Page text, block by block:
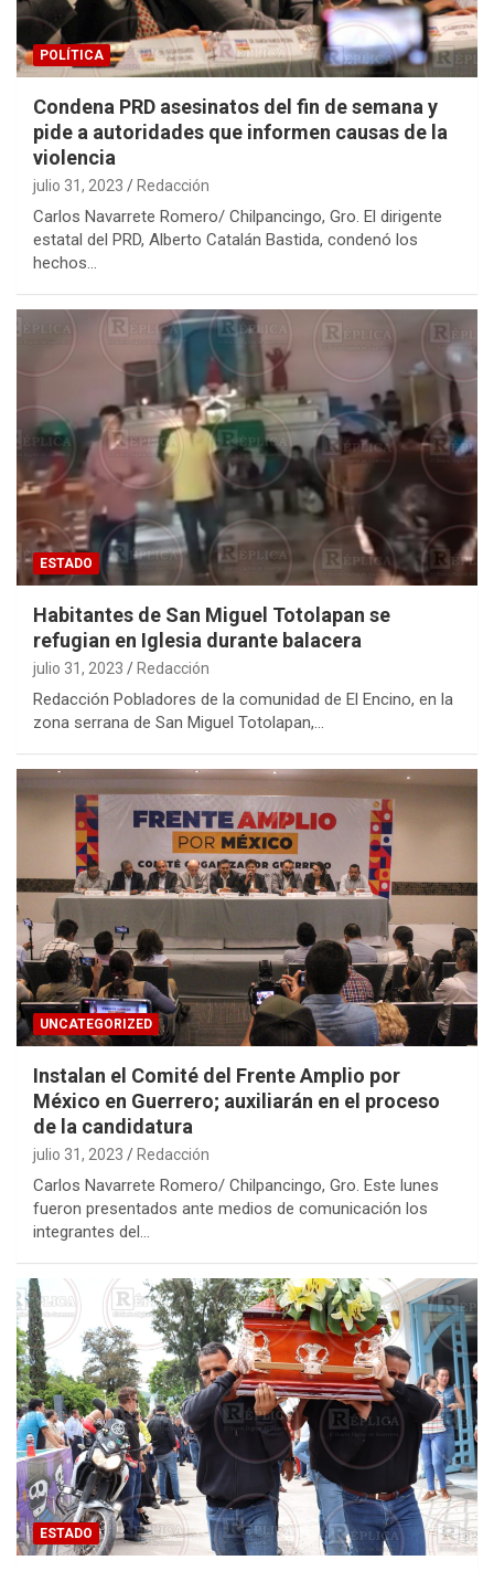
POLÍTICA
Condena PRD asesinatos del fin de semana y
pide a autoridades que informen causas de la
violencia
julio 31, 2023 Redacción
Carlos Navarrete Romero/ Chilpancingo, Gro. El dirigente
estatal del PRD, Alberto Catalán Bastida, condenó los
hechos…
ESTADO
Habitantes de San Miguel Totolapan se
refugian en Iglesia durante balacera
julio 31, 2023 Redacción
Redacción Pobladores de la comunidad de El Encino, en la
zona serrana de San Miguel Totolapan,…
UNCATEGORIZED
Instalan el Comité del Frente Amplio por
México en Guerrero; auxiliarán en el proceso
de la candidatura
julio 31, 2023 Redacción
Carlos Navarrete Romero/ Chilpancingo, Gro. Este lunes
fueron presentados ante medios de comunicación los
integrantes del…
ESTADO